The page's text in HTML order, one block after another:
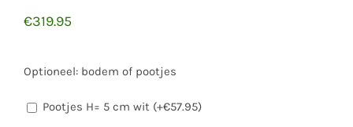
€319.95
Optioneel: bodem of pootjes
Pootjes H= 5 cm wit (+€57.95)